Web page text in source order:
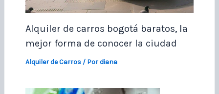
Alquiler de carros bogotá baratos, la
mejor forma de conocer la ciudad
Alquiler de Carros/ Pordiana